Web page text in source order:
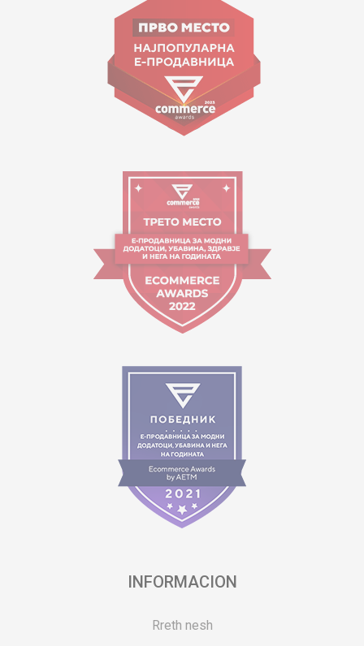
contact@mytime.mk
Orari i punës:
09:00 - 17:00
INFORMACION
Rreth nesh